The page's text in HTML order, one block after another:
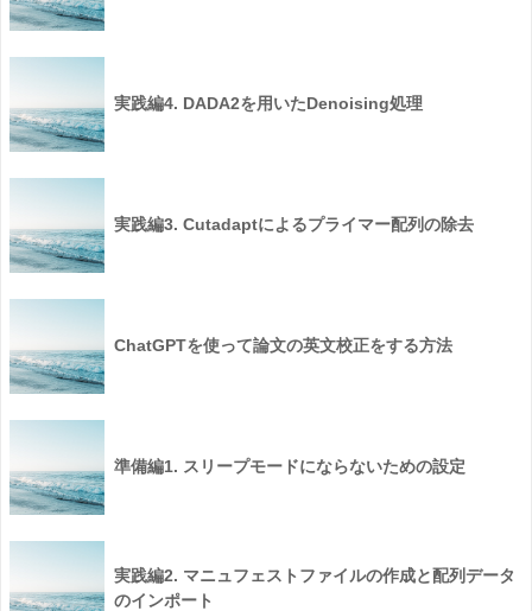
実践編4. DADA2を用いたDenoising処理
実践編3. Cutadaptによるプライマー配列の除去
ChatGPTを使って論文の英文校正をする方法
準備編1. スリープモードにならないための設定
実践編2. マニュフェストファイルの作成と配列データ
のインポート